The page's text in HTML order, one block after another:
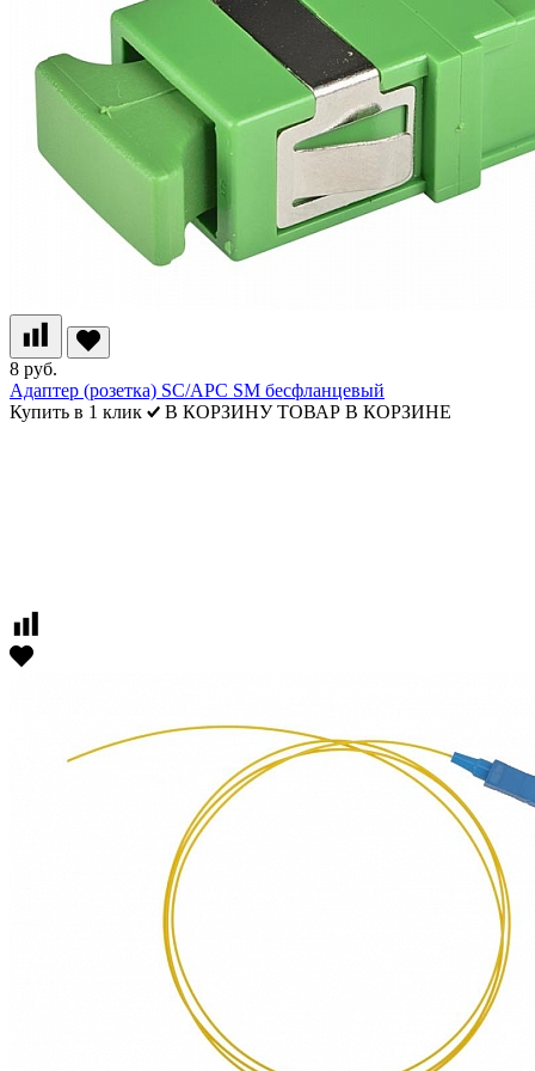
8 руб.
Адаптер (розетка) SC/APC SM бесфланцевый
Купить в 1 клик
В КОРЗИНУ ТОВАР В КОРЗИНЕ